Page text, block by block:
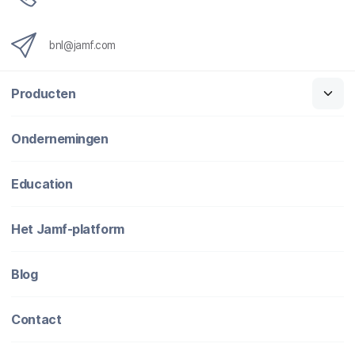
bnl@jamf.com
Producten
Ondernemingen
Education
Het Jamf-platform
Blog
Contact